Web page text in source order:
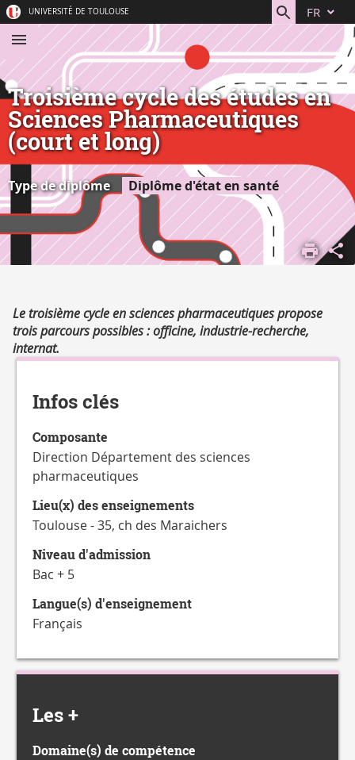
au
contenu
directs
UNIVERSITÉ DE TOULOUSE FR
Troisième cycle des études en
Sciences Pharmaceutiques
(court et long)
Type de diplôme Diplôme d'état en santé
ACCUEIL
S'ORIENTER,
NOS
FORMATIONS
CATALOGUE
FORMATIONS
Résumé
Le troisième cycle en sciences pharmaceutiques propose
trois parcours possibles : officine, industrie-recherche,
internat.
Détails
Infos clés
Composante
Direction Département des sciences
pharmaceutiques
Lieu(x) des enseignements
Toulouse - 35, ch des Maraichers
Niveau d'admission
Bac + 5
Langue(s) d'enseignement
Français
Les +
Domaine(s) de compétence